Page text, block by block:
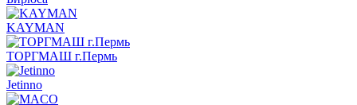
KAYMAN
ТОРГМАШ г.Пермь
Jetinno